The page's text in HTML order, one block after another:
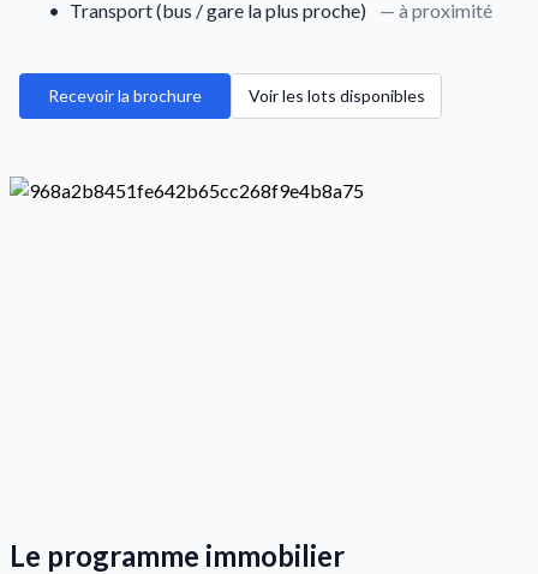
• Transport (bus / gare la plus proche) — à proximité
Recevoir la brochure Voir les lots disponibles
Le programme immobilier